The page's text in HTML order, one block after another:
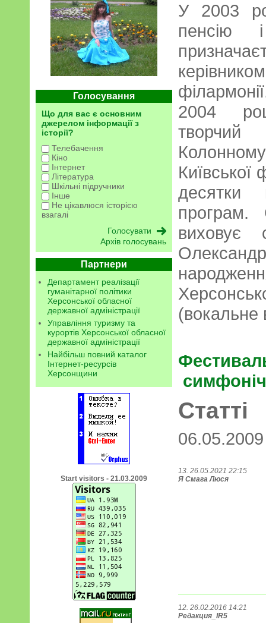
Голосування
Що для вас є основним
джерелом інформації з
історії?
Телебачення
Кіно
Інтернет
Література
Шкільні підручники
Інше
Не цікавлюся історією
взагалі
Архів голосувань
Партнери
Департамент реалізації
гуманітарної політики
Херсонської обласної
державної адміністрації
Управління туризму та
курортів Херсонської обласної
державної адміністрації
Найбільш повний каталог
Інтернет-ресурсів
Херсонщини
Start visitors - 21.03.2009
У 2003
2004
Київської
десятки
програм.
виховує
(вокальне
Статті
13. 26.05.2021 22:15
Я Смага Люся
12. 26.02.2016 14:21
Редакция_IR5